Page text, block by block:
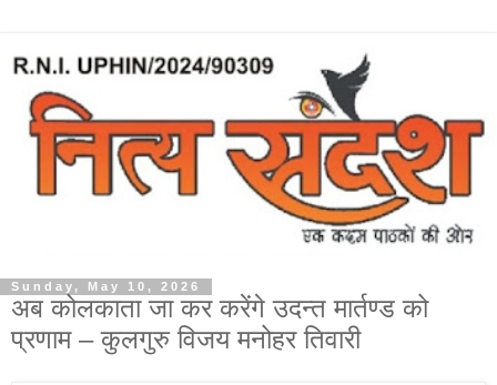
Sunday, May 10, 2026
अब कोलकाता जा कर करेंगे उदन्त मार्तण्ड को
प्रणाम – कुलगुरु विजय मनोहर तिवारी